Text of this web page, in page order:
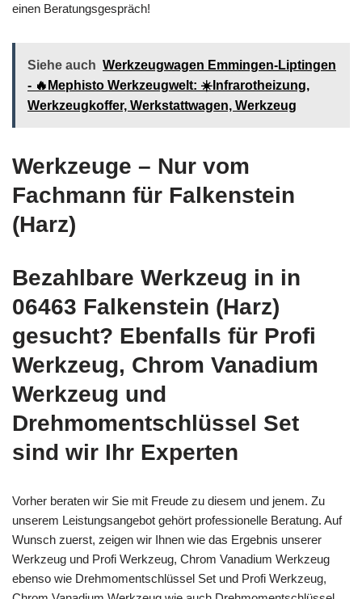
einen Beratungsgespräch!
Siehe auch Werkzeugwagen Emmingen-Liptingen
- 🔥Mephisto Werkzeugwelt: ☀️Infrarotheizung,
Werkzeugkoffer, Werkstattwagen, Werkzeug
Werkzeuge – Nur vom
Fachmann für Falkenstein
(Harz)
Bezahlbare Werkzeug in in
06463 Falkenstein (Harz)
gesucht? Ebenfalls für Profi
Werkzeug, Chrom Vanadium
Werkzeug und
Drehmomentschlüssel Set
sind wir Ihr Experten
Vorher beraten wir Sie mit Freude zu diesem und jenem. Zu
unserem Leistungsangebot gehört professionelle Beratung. Auf
Wunsch zuerst, zeigen wir Ihnen wie das Ergebnis unserer
Werkzeug und Profi Werkzeug, Chrom Vanadium Werkzeug
ebenso wie Drehmomentschlüssel Set und Profi Werkzeug,